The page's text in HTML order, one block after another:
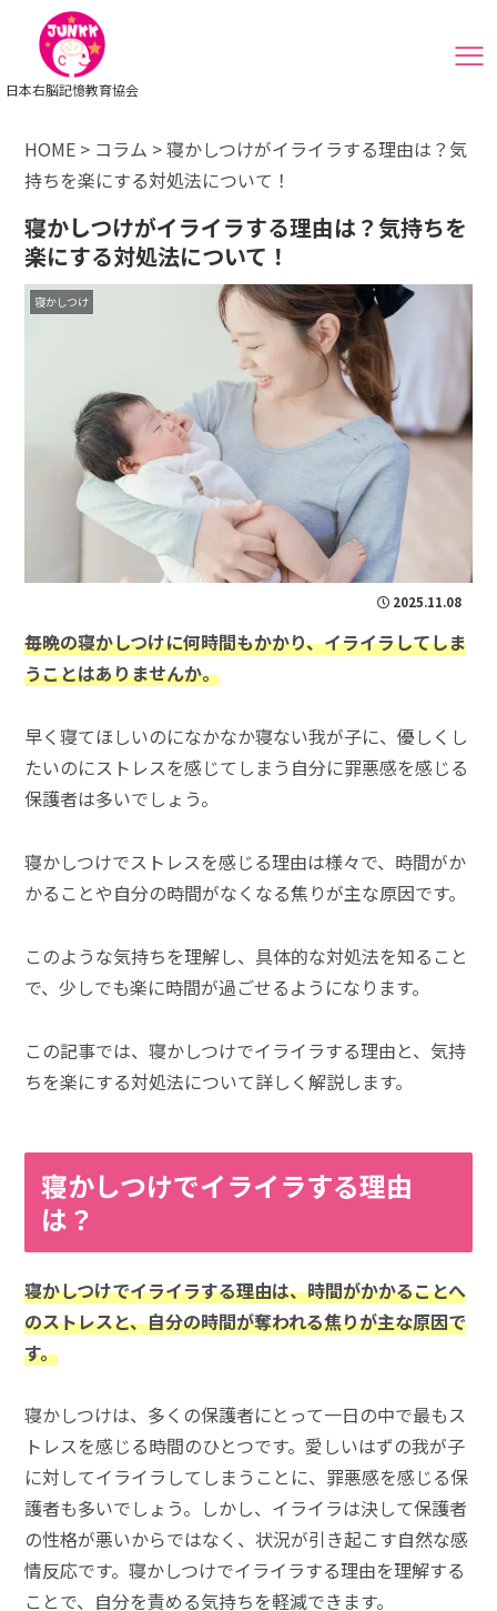
日本右脳記憶教育協会
HOME > コラム >寝かしつけがイライラする理由は？気
持ちを楽にする対処法について！
寝かしつけがイライラする理由は？気持ちを
楽にする対処法について！
寝かしつけ
2025.11.08
毎晩の寝かしつけに何時間もかかり、イライラしてしま
うことはありませんか。
早く寝てほしいのになかなか寝ない我が子に、優しくし
たいのにストレスを感じてしまう自分に罪悪感を感じる
保護者は多いでしょう。
寝かしつけでストレスを感じる理由は様々で、時間がか
かることや自分の時間がなくなる焦りが主な原因です。
このような気持ちを理解し、具体的な対処法を知ること
で、少しでも楽に時間が過ごせるようになります。
この記事では、寝かしつけでイライラする理由と、気持
ちを楽にする対処法について詳しく解説します。
寝かしつけでイライラする理由
は？
寝かしつけでイライラする理由は、時間がかかることへ
のストレスと、自分の時間が奪われる焦りが主な原因で
す。
寝かしつけは、多くの保護者にとって一日の中で最もス
トレスを感じる時間のひとつです。愛しいはずの我が子
に対してイライラしてしまうことに、罪悪感を感じる保
護者も多いでしょう。しかし、イライラは決して保護者
の性格が悪いからではなく、状況が引き起こす自然な感
情反応です。寝かしつけでイライラする理由を理解する
ことで、自分を責める気持ちを軽減できます。